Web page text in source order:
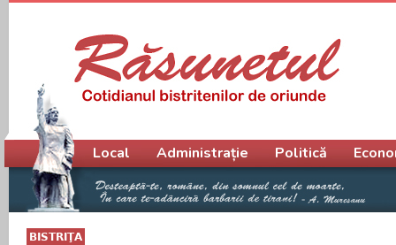
BISTRIŢA
Meniu principal
Local Administrație Politică